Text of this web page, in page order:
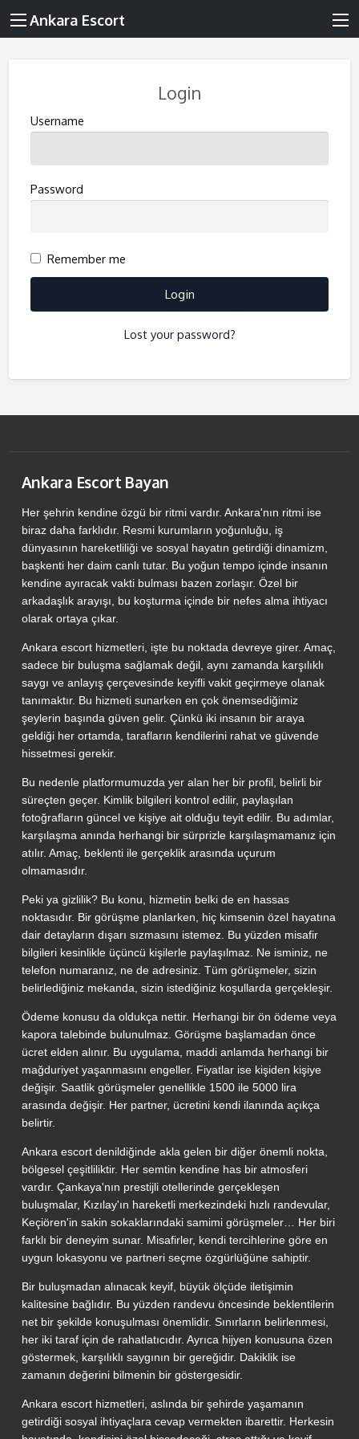
Ankara Escort
Login
Username
Password
Remember me
Lost your password?
Ankara Escort Bayan
Her şehrin kendine özgü bir ritmi vardır. Ankara'nın ritmi ise
biraz daha farklıdır. Resmi kurumların yoğunluğu, iş
dünyasının hareketliliği ve sosyal hayatın getirdiği dinamizm,
başkenti her daim canlı tutar. Bu yoğun tempo içinde insanın
kendine ayıracak vakti bulması bazen zorlaşır. Özel bir
arkadaşlık arayışı, bu koşturma içinde bir nefes alma ihtiyacı
olarak ortaya çıkar.
Ankara escort hizmetleri, işte bu noktada devreye girer. Amaç,
sadece bir buluşma sağlamak değil, aynı zamanda karşılıklı
saygı ve anlayış çerçevesinde keyifli vakit geçirmeye olanak
tanımaktır. Bu hizmeti sunarken en çok önemsediğimiz
şeylerin başında güven gelir. Çünkü iki insanın bir araya
geldiği her ortamda, tarafların kendilerini rahat ve güvende
hissetmesi gerekir.
Bu nedenle platformumuzda yer alan her bir profil, belirli bir
süreçten geçer. Kimlik bilgileri kontrol edilir, paylaşılan
fotoğrafların güncel ve kişiye ait olduğu teyit edilir. Bu adımlar,
karşılaşma anında herhangi bir sürprizle karşılaşmamanız için
atılır. Amaç, beklenti ile gerçeklik arasında uçurum
olmamasıdır.
Peki ya gizlilik? Bu konu, hizmetin belki de en hassas
noktasıdır. Bir görüşme planlarken, hiç kimsenin özel hayatına
dair detayların dışarı sızmasını istemez. Bu yüzden misafir
bilgileri kesinlikle üçüncü kişilerle paylaşılmaz. Ne isminiz, ne
telefon numaranız, ne de adresiniz. Tüm görüşmeler, sizin
belirlediğiniz mekanda, sizin istediğiniz koşullarda gerçekleşir.
Ödeme konusu da oldukça nettir. Herhangi bir ön ödeme veya
kapora talebinde bulunulmaz. Görüşme başlamadan önce
ücret elden alınır. Bu uygulama, maddi anlamda herhangi bir
mağduriyet yaşanmasını engeller. Fiyatlar ise kişiden kişiye
değişir. Saatlik görüşmeler genellikle 1500 ile 5000 lira
arasında değişir. Her partner, ücretini kendi ilanında açıkça
belirtir.
Ankara escort denildiğinde akla gelen bir diğer önemli nokta,
bölgesel çeşitliliktir. Her semtin kendine has bir atmosferi
vardır. Çankaya'nın prestijli otellerinde gerçekleşen
buluşmalar, Kızılay'ın hareketli merkezindeki hızlı randevular,
Keçiören'in sakin sokaklarındaki samimi görüşmeler… Her biri
farklı bir deneyim sunar. Misafirler, kendi tercihlerine göre en
uygun lokasyonu ve partneri seçme özgürlüğüne sahiptir.
Bir buluşmadan alınacak keyif, büyük ölçüde iletişimin
kalitesine bağlıdır. Bu yüzden randevu öncesinde beklentilerin
net bir şekilde konuşulması önemlidir. Sınırların belirlenmesi,
her iki taraf için de rahatlatıcıdır. Ayrıca hijyen konusuna özen
göstermek, karşılıklı saygının bir gereğidir. Dakiklik ise
zamanın değerini bilmenin bir göstergesidir.
Ankara escort hizmetleri, aslında bir şehirde yaşamanın
getirdiği sosyal ihtiyaçlara cevap vermekten ibarettir. Herkesin